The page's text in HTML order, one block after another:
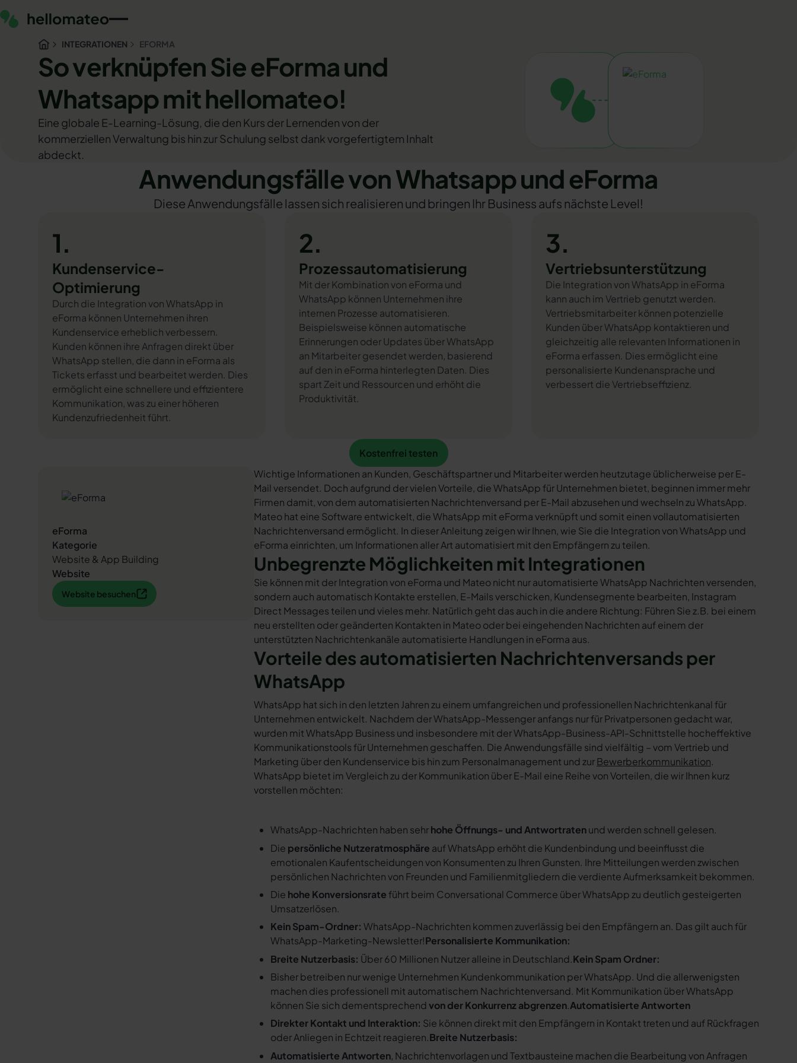
INTEGRATIONEN EFORMA
So verknüpfen Sie eForma und
Whatsapp mit hellomateo!
Eine globale E-Learning-Lösung, die den Kurs der Lernenden von der
kommerziellen Verwaltung bis hin zur Schulung selbst dank vorgefertigtem Inhalt
abdeckt.
Anwendungsfälle von Whatsapp und eForma
Diese Anwendungsfälle lassen sich realisieren und bringen Ihr Business aufs nächste Level!
1.
Kundenservice-
Optimierung
Durch die Integration von WhatsApp in
eForma können Unternehmen ihren
Kundenservice erheblich verbessern.
Kunden können ihre Anfragen direkt über
WhatsApp stellen, die dann in eForma als
Tickets erfasst und bearbeitet werden. Dies
ermöglicht eine schnellere und effizientere
Kommunikation, was zu einer höheren
Kundenzufriedenheit führt.
2.
Prozessautomatisierung
Mit der Kombination von eForma und
WhatsApp können Unternehmen ihre
internen Prozesse automatisieren.
Beispielsweise können automatische
Erinnerungen oder Updates über WhatsApp
an Mitarbeiter gesendet werden, basierend
auf den in eForma hinterlegten Daten. Dies
spart Zeit und Ressourcen und erhöht die
Produktivität.
3.
Vertriebsunterstützung
Die Integration von WhatsApp in eForma
kann auch im Vertrieb genutzt werden.
Vertriebsmitarbeiter können potenzielle
Kunden über WhatsApp kontaktieren und
gleichzeitig alle relevanten Informationen in
eForma erfassen. Dies ermöglicht eine
personalisierte Kundenansprache und
verbessert die Vertriebseffizienz.
Kostenfrei testen
Kostenfrei testen
eForma
Kategorie
Website & App Building
Website
Website besuchen
Website besuchen
Wichtige Informationen an Kunden, Geschäftspartner und Mitarbeiter werden heutzutage üblicherweise per E-
Mail versendet. Doch aufgrund der vielen Vorteile, die WhatsApp für Unternehmen bietet, beginnen immer mehr
Firmen damit, von dem automatisierten Nachrichtenversand per E-Mail abzusehen und wechseln zu WhatsApp.
Mateo hat eine Software entwickelt, die WhatsApp mit eForma verknüpft und somit einen vollautomatisierten
Nachrichtenversand ermöglicht. In dieser Anleitung zeigen wir Ihnen, wie Sie die Integration von WhatsApp und
eForma einrichten, um Informationen aller Art automatisiert mit den Empfängern zu teilen.
Unbegrenzte Möglichkeiten mit Integrationen
Sie können mit der Integration von eForma und Mateo nicht nur automatisierte WhatsApp Nachrichten versenden,
sondern auch automatisch Kontakte erstellen, E-Mails verschicken, Kundensegmente bearbeiten, Instagram
Direct Messages teilen und vieles mehr. Natürlich geht das auch in die andere Richtung: Führen Sie z.B. bei einem
neu erstellten oder geänderten Kontakten in Mateo oder bei eingehenden Nachrichten auf einem der
unterstützten Nachrichtenkanäle automatisierte Handlungen in eForma aus.
Vorteile des automatisierten Nachrichtenversands per
WhatsApp
WhatsApp hat sich in den letzten Jahren zu einem umfangreichen und professionellen Nachrichtenkanal für
Unternehmen entwickelt. Nachdem der WhatsApp-Messenger anfangs nur für Privatpersonen gedacht war,
wurden mit WhatsApp Business und insbesondere mit der WhatsApp-Business-API-Schnittstelle hocheffektive
Kommunikationstools für Unternehmen geschaffen. Die Anwendungsfälle sind vielfältig – vom Vertrieb und
Marketing über den Kundenservice bis hin zum Personalmanagement und zurBewerberkommunikation.
WhatsApp bietet im Vergleich zu der Kommunikation über E-Mail eine Reihe von Vorteilen, die wir Ihnen kurz
vorstellen möchten:
WhatsApp-Nachrichten haben sehrhohe Öffnungs- und Antwortratenund werden schnell gelesen.
Die persönliche Nutzeratmosphäre auf WhatsApp erhöht die Kundenbindung und beeinflusst die
emotionalen Kaufentscheidungen von Konsumenten zu Ihren Gunsten. Ihre Mitteilungen werden zwischen
persönlichen Nachrichten von Freunden und Familienmitgliedern die verdiente Aufmerksamkeit bekommen.
Die hohe Konversionsrate führt beim Conversational Commerce über WhatsApp zu deutlich gesteigerten
Umsatzerlösen.
Kein Spam-Ordner: WhatsApp-Nachrichten kommen zuverlässig bei den Empfängern an. Das gilt auch für
WhatsApp-Marketing-Newsletter!Personalisierte Kommunikation:
Breite Nutzerbasis: Über 60 Millionen Nutzer alleine in Deutschland.Kein Spam Ordner:
Bisher betreiben nur wenige Unternehmen Kundenkommunikation per WhatsApp. Und die allerwenigsten
machen dies professionell mit automatischem Nachrichtenversand. Mit Kommunikation über WhatsApp
können Sie sich dementsprechendvon der Konkurrenz abgrenzen.Automatisierte Antworten
Direkter Kontakt und Interaktion: Sie können direkt mit den Empfängern in Kontakt treten und auf Rückfragen
oder Anliegen in Echtzeit reagieren.Breite Nutzerbasis:
Automatisierte Antworten, Nachrichtenvorlagen und Textbausteine machen die Bearbeitung von Anfragen